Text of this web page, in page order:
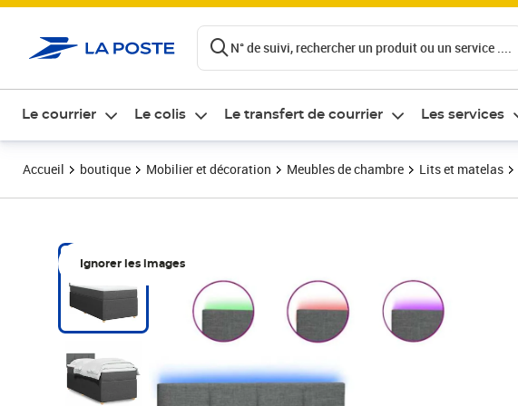
N° de suivi, rechercher un produit ou un service ....
Le courrier Le colis Le transfert de courrier Les services
Accueil boutique Mobilier et décoration Meubles de chambre Lits et matelas
Ignorer les images